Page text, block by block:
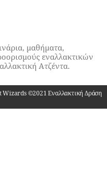
μαθήματα,
εναλλακτικών
Ατζέντα.
©2021 Εναλλακτική Δράση